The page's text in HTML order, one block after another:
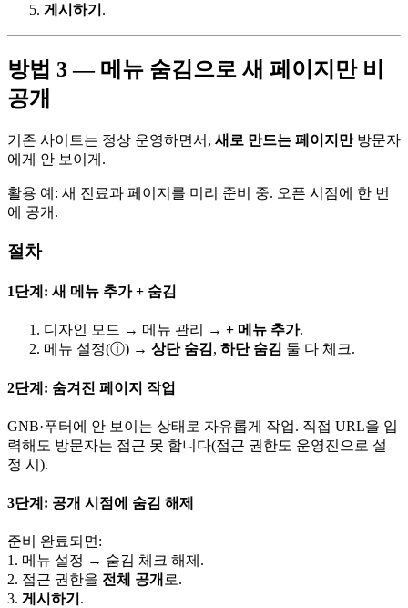
게시하기 .
방법 3 — 메뉴 숨김으로 새 페이지만 비
공개
기존 사이트는 정상 운영하면서, 새로 만드는 페이지만방문자
에게 안 보이게.
활용 예: 새 진료과 페이지를 미리 준비 중. 오픈 시점에 한 번
에 공개.
절차
1단계: 새 메뉴 추가 + 숨김
디자인 모드 → 메뉴 관리 → + 메뉴 추가.
메뉴 설정(ⓘ) → 상단 숨김, 하단 숨김 둘 다 체크.
2단계: 숨겨진 페이지 작업
GNB·푸터에 안 보이는 상태로 자유롭게 작업. 직접 URL을 입
력해도 방문자는 접근 못 합니다(접근 권한도 운영진으로 설
정 시).
3단계: 공개 시점에 숨김 해제
준비 완료되면:
1. 메뉴 설정 → 숨김 체크 해제.
2. 접근 권한을 전체 공개 로.
3. 게시하기 .